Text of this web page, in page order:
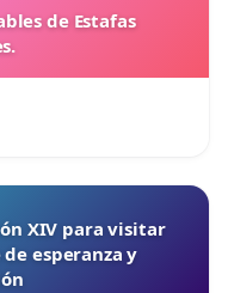
de Estafas
XIV para visitar
esperanza y